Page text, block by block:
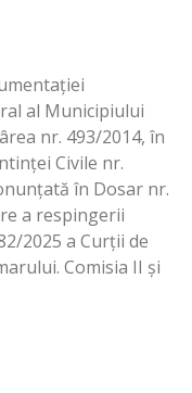
al Municipiului
nr. 493/2014, în
Civile nr.
în Dosar nr.
a respingerii
2025 a Curții de
Comisia II și